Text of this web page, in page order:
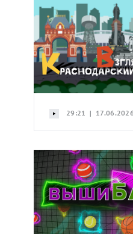
29:21 | 17.06.2026